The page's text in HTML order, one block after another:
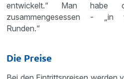
entwickelt.“ Man habe
zusammengesessen - „in
Runden.“
Die Preise